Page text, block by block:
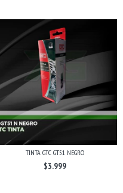
TINTA GTC GT51 NEGRO
$3.999